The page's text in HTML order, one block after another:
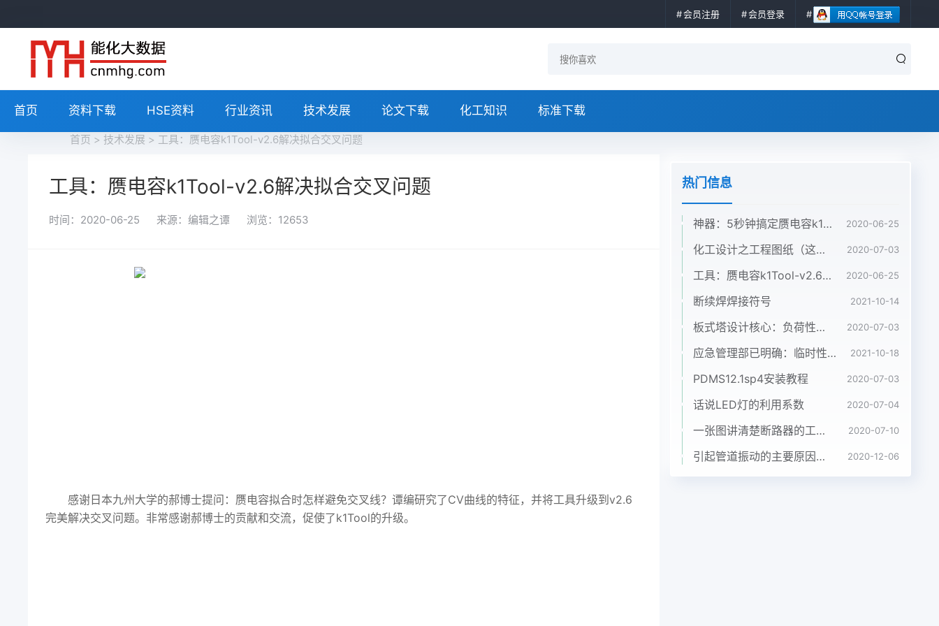
会员注册 会员登录
首页 资料下载 HSE资料 行业资讯 技术发展 论文下载 化工知识 标准下载
首页 > 技术发展 > 工具：赝电容k1Tool-v2.6解决拟合交叉问题
工具：赝电容k1Tool-v2.6解决拟合交叉问题
时间：2020-06-25 来源：编辑之谭 浏览： 12653
感谢日本九州大学的郝博士提问：赝电容拟合时怎样避免交叉线？谭编研究了CV曲线的特征，并将工具升级到v2.6
完美解决交叉问题。非常感谢郝博士的贡献和交流，促使了k1Tool的升级。
热门信息
神器：5秒钟搞定赝电容k1拟合、绘图、计算电容贡献率 2020-06-25
化工设计之工程图纸（这篇文章给你讲全了） 2020-07-03
工具：赝电容k1Tool-v2.6解决拟合交叉问题 2020-06-25
断续焊焊接符号 2021-10-14
板式塔设计核心：负荷性能图（水力学图） 2020-07-03
应急管理部已明确：临时性登高作业属于特种作业！需要取证 2021-10-18
PDMS12.1sp4安装教程 2020-07-03
话说LED灯的利用系数 2020-07-04
一张图讲清楚断路器的工作原理 2020-07-10
引起管道振动的主要原因及消振措施 2020-12-06